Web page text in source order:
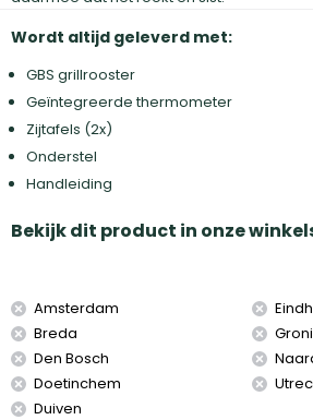
Wordt altijd geleverd met:
GBS grillrooster
Geïntegreerde thermometer
Zijtafels (2x)
Onderstel
Handleiding
Bekijk dit product in onze
Amsterdam
Breda
Den Bosch
Doetinchem
Duiven